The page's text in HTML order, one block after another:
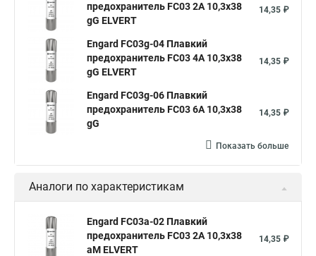
предохранитель FС03 2A 10,3x38
gG ELVERT
14,35 ₽
Engard FC03g-04 Плавкий
предохранитель FС03 4A 10,3x38
gG ELVERT
14,35 ₽
Engard FC03g-06 Плавкий
предохранитель FС03 6A 10,3x38
gG
14,35 ₽
Показать больше
Аналоги по характеристикам
Engard FC03a-02 Плавкий
предохранитель FС03 2A 10,3x38
aM ELVERT
14,35 ₽